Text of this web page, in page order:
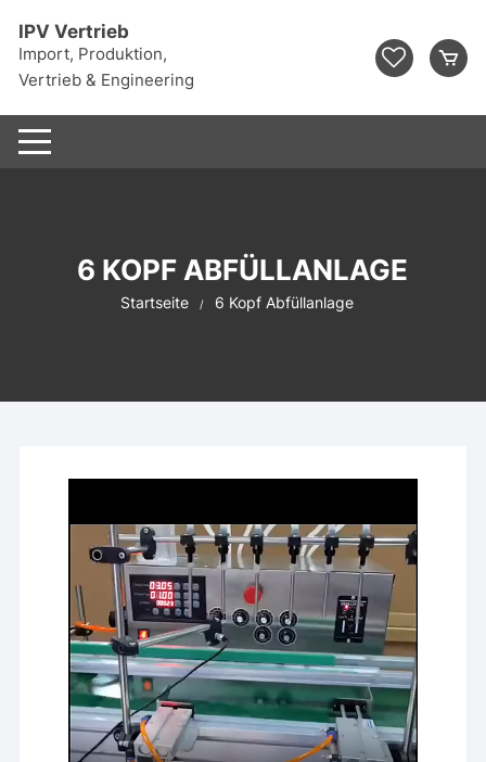
IPV Vertrieb
Import, Produktion,
Vertrieb & Engineering
6 KOPF ABFÜLLANLAGE
Startseite 6 Kopf Abfüllanlage